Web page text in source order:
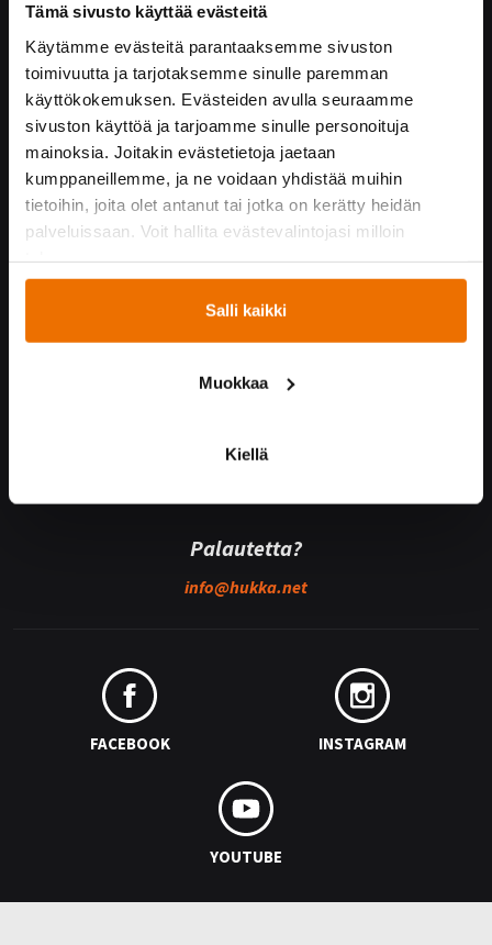
Tämä sivusto käyttää evästeitä
Käytämme evästeitä parantaaksemme sivuston
toimivuutta ja tarjotaksemme sinulle paremman
käyttökokemuksen. Evästeiden avulla seuraamme
sivuston käyttöä ja tarjoamme sinulle personoituja
mainoksia. Joitakin evästetietoja jaetaan
kumppaneillemme, ja ne voidaan yhdistää muihin
tietoihin, joita olet antanut tai jotka on kerätty heidän
palveluissaan. Voit hallita evästevalintojasi milloin
Salli kaikki
Muokkaa
Kiellä
Hukka yrityksenä
Yhteystiedot
Hukan historiaa
Vastuullisuus
Turvallisuus Hukassa
Töihin Hukkaan
Yrityskumppaneille
Yhteistyössä
Hukka suosittelee!
Kummijoukkueet
Medialle
Palautetta?
info@hukka.net
FACEBOOK INSTAGRAM
YOUTUBE